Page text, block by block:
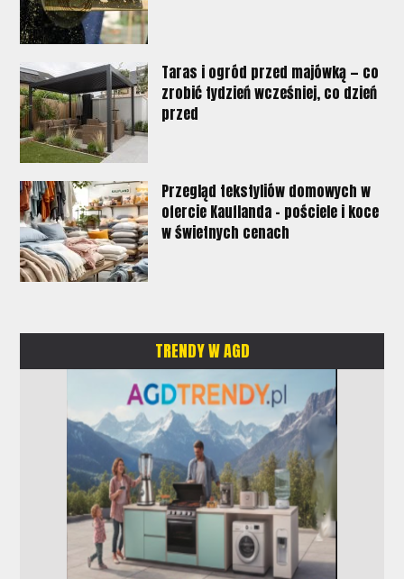
Taras i ogród przed majówką — co
zrobić tydzień wcześniej, co dzień
przed
Przegląd tekstyliów domowych w
ofercie Kauflanda - pościele i koce
w świetnych cenach
TRENDY W AGD